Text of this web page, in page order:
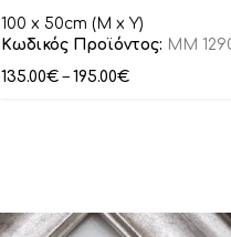
100 x 50cm (M x Y)
Κωδικός Προϊόντος: MM
135.00€ – 195.00€